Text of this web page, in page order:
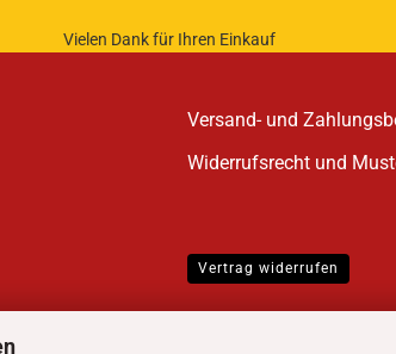
Vielen Dank für Ihren Einkauf
Versand- und
Widerrufsrecht und
Vertrag widerrufen